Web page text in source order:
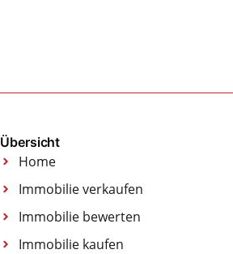
Übersicht
Home
Immobilie verkaufen
Immobilie bewerten
Immobilie kaufen